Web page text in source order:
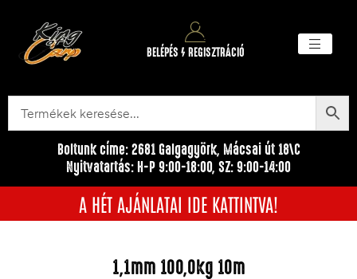
BELÉPÉS / REGISZTRÁCIÓ
Boltunk címe: 2681 Galgagyörk, Mácsai út 18\C
Nyitvatartás: H-P 9:00-18:00, SZ: 9:00-14:00
A HÉT AJÁNLATAI IDE KATTINTVA!
1,1mm 100,0kg 10m